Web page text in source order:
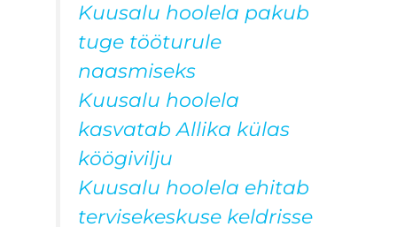
Kuusalu hoolela pakub
tuge tööturule
naasmiseks
Kuusalu hoolela
kasvatab Allika külas
köögivilju
Kuusalu hoolela ehitab
tervisekeskuse keldrisse